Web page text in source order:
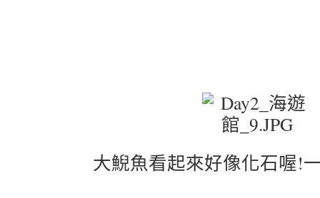
大鯢魚看起來好像化石喔!